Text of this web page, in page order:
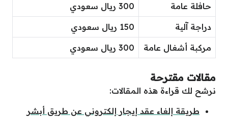
حافلة عامة 300 ريال سعودي
دراجة آلية 150 ريال سعودي
مركبة أشغال عامة 300 ريال سعودي
مقالات مقترحة
نرشح لك قراءة هذه المقالات:
طريقة إلغاء عقد إيجار إلكتروني عن طريق أبشر